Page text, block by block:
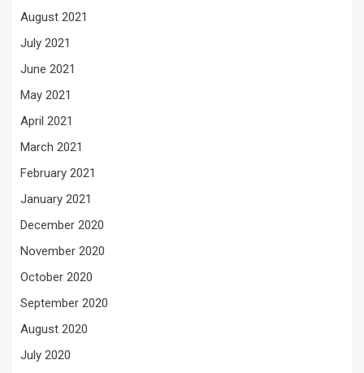
August 2021
July 2021
June 2021
May 2021
April 2021
March 2021
February 2021
January 2021
December 2020
November 2020
October 2020
September 2020
August 2020
July 2020